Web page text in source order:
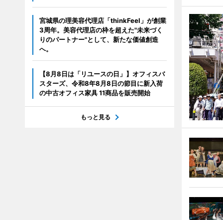
宮城県の理美容代理店「thinkFeel」が創業
3周年。美容代理店の枠を超えた"未来づく
りのパートナー"として、新たな価値創造
へ。
【8月8日は「リユースの日」】オフィスバ
スターズ、令和8年8月8日の節目に新入荷
の中古オフィス家具 11商品を販売開始
もっと見る